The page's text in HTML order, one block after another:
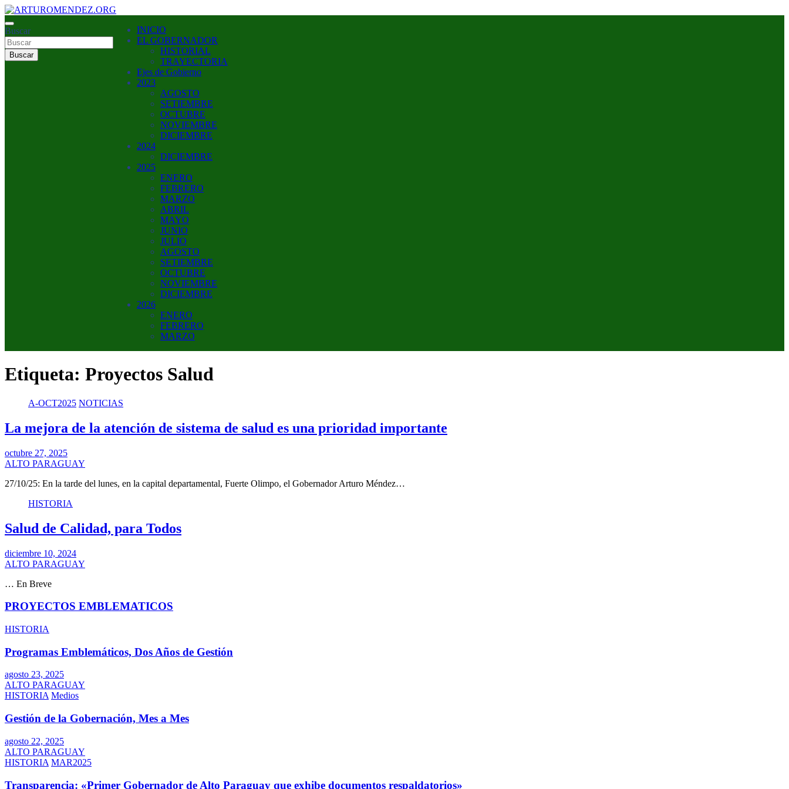
Saltar
al
contenido
ARTUROMENDEZ.ORG
ARTURO MENDEZ GOBERNADOR 2023
Buscar
Buscar
INICIO
EL GOBERNADOR
HISTORIAL
TRAYECTORIA
Ejes de Gobierno
2023
AGOSTO
SETIEMBRE
OCTUBRE
NOVIEMBRE
DICIEMBRE
2024
DICIEMBRE
2025
ENERO
FEBRERO
MARZO
ABRIL
MAYO
JUNIO
JULIO
AGOSTO
SETIEMBRE
OCTUBRE
NOVIEMBRE
DICIEMBRE
2026
ENERO
FEBRERO
MARZO
Etiqueta: Proyectos Salud
A-OCT2025 NOTICIAS
La mejora de la atención de sistema de salud es una prioridad importante
octubre 27, 2025
ALTO PARAGUAY
27/10/25: En la tarde del lunes, en la capital departamental, Fuerte Olimpo, el Gobernador Arturo Méndez…
HISTORIA
Salud de Calidad, para Todos
diciembre 10, 2024
ALTO PARAGUAY
… En Breve
PROYECTOS EMBLEMATICOS
HISTORIA
Programas Emblemáticos, Dos Años de Gestión
agosto 23, 2025
ALTO PARAGUAY
HISTORIA Medios
Gestión de la Gobernación, Mes a Mes
agosto 22, 2025
ALTO PARAGUAY
HISTORIA MAR2025
Transparencia: «Primer Gobernador de Alto Paraguay que exhibe documentos respaldatorios»